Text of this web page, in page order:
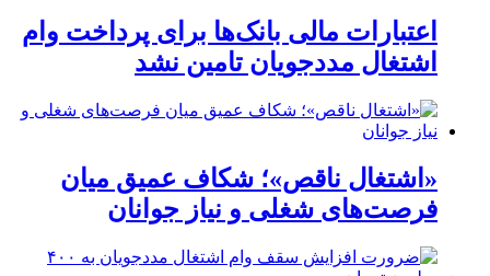
اعتبارات مالی بانک‌ها برای پرداخت وام
اشتغال مددجویان تامین نشد
«اشتغال ناقص»؛ شکاف عمیق میان
فرصت‌های شغلی و نیاز جوانان